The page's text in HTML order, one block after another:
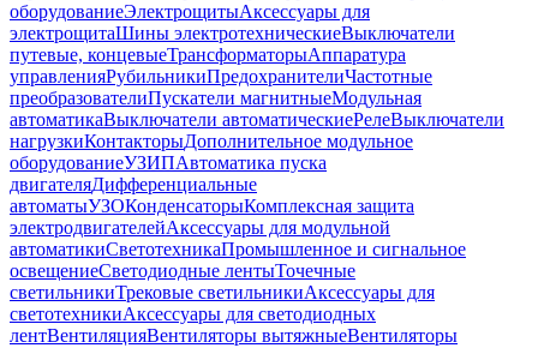
оборудованиеЭлектрощитыАксессуары для
электрощитаШины электротехническиеВыключатели
путевые, концевыеТрансформаторыАппаратура
управленияРубильникиПредохранителиЧастотные
преобразователиПускатели магнитныеМодульная
автоматикаВыключатели автоматическиеРелеВыключатели
нагрузкиКонтакторыДополнительное модульное
оборудованиеУЗИПАвтоматика пуска
двигателяДифференциальные
автоматыУЗОКонденсаторыКомплексная защита
электродвигателейАксессуары для модульной
автоматикиСветотехникаПромышленное и сигнальное
освещениеСветодиодные лентыТочечные
светильникиТрековые светильникиАксессуары для
светотехникиАксессуары для светодиодных
лентВентиляцияВентиляторы вытяжныеВентиляторы